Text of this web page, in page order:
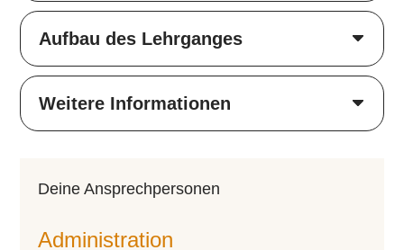
Aufbau des Lehrganges
Weitere Informationen
Deine An­­sprech­­per­­so­­nen
Administration